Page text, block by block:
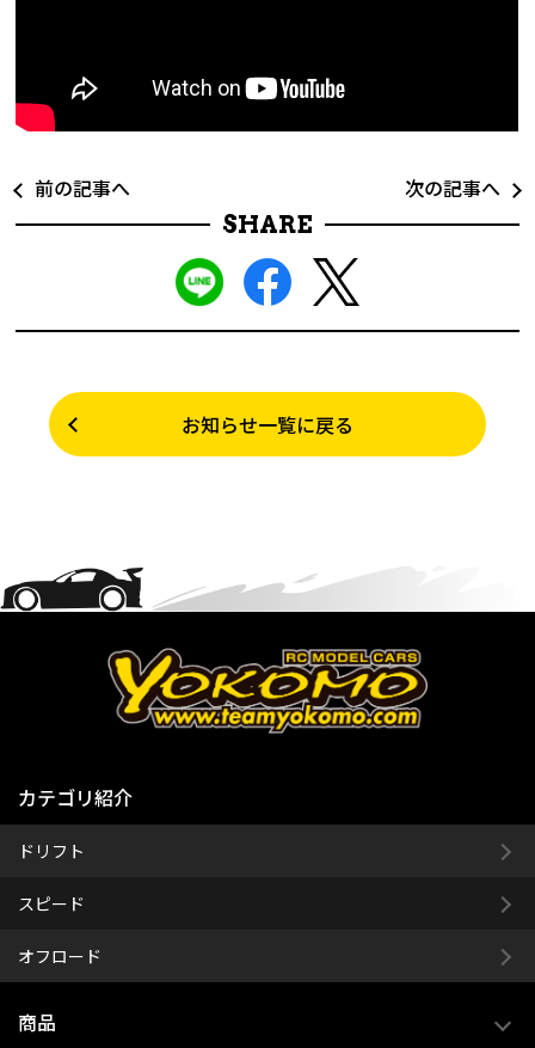
前の記事へ
次の記事へ
SHARE
お知らせ一覧に戻る
カテゴリ紹介
ドリフト
スピード
オフロード
商品